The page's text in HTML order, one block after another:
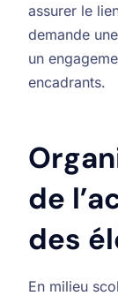
assurer le
demande
un
encadrants.
de
des
En milieu